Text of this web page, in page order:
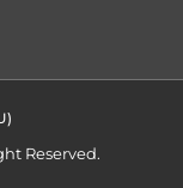
Reserved.